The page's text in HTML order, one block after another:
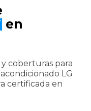
en
coberturas para
LG
certificada en